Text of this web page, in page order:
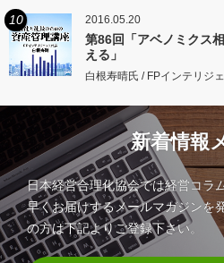
10 2016.05.20
第86回「アベノミクス
える」
白根寿晴氏 / FPインテリジ
新着情報
日本経営合理化協会では経営コラ
早くお届けするメールマガジンを
の方は下記よりご登録下さい。